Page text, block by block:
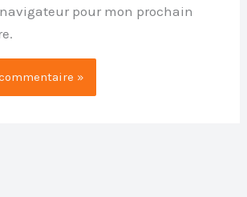
pour mon prochain